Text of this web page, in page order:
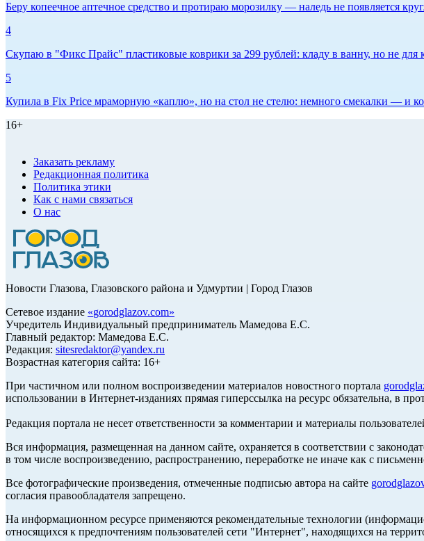
Беру копеечное аптечное средство и протираю морозилку — наледь не появляется
4
Скупаю в "Фикс Прайс" пластиковые коврики за 299 рублей: кладу в ванну, но не для
5
Купила в Fix Price мраморную «каплю», но на стол не стелю: немного смекалки — и
16+
Заказать рекламу
Редакционная политика
Политика этики
Как с нами связаться
О нас
Новости Глазова, Глазовского района и Удмуртии | Город Глазов
Сетевое издание «gorodglazov.com»
Учредитель Индивидуальный предприниматель Мамедова Е.С.
Главный редактор: Мамедова Е.С.
Редакция: sitesredaktor@yandex.ru
Возрастная категория сайта: 16+
При частичном или полном воспроизведении материалов новостного портала
использовании в Интернет-изданиях прямая гиперссылка на ресурс обязательна, в
Редакция портала не несет ответственности за комментарии и материалы
Вся информация, размещенная на данном сайте, охраняется в соответствии с
в том числе воспроизведению, распространению, переработке не иначе как с
Все фотографические произведения, отмеченные подписью автора на сайте
согласия правообладателя запрещено.
На информационном ресурсе применяются рекомендательные технологии
относящихся к предпочтениям пользователей сети "Интернет", находящихся на